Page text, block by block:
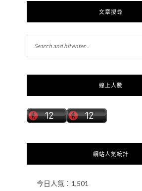
文章搜尋
線上人數
網站人氣統計
今日人氣： 1,501